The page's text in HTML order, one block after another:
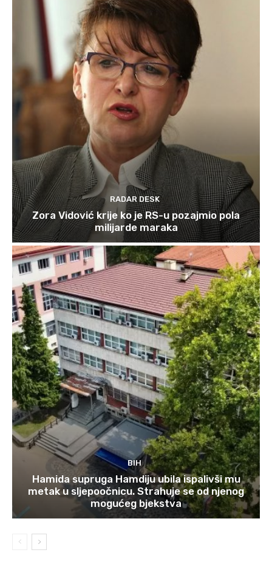
RADAR DESK
Zora Vidović krije ko je RS-u pozajmio pola
milijarde maraka
BIH
Hamida supruga Hamdiju ubila ispalivši mu
metak u sljepoočnicu. Strahuje se od njenog
mogućeg bjekstva